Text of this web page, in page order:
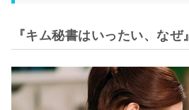
『キム秘書はいったい、なぜ』